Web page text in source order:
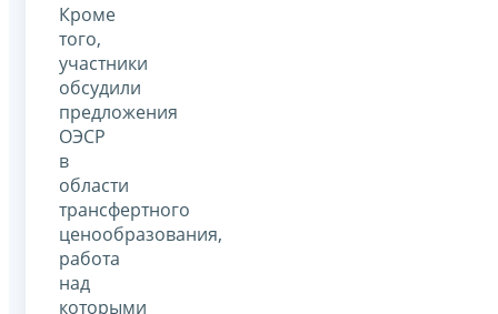
Кроме
того,
участники
обсудили
предложения
ОЭСР
в
области
трансфертного
ценообразования,
работа
над
которыми